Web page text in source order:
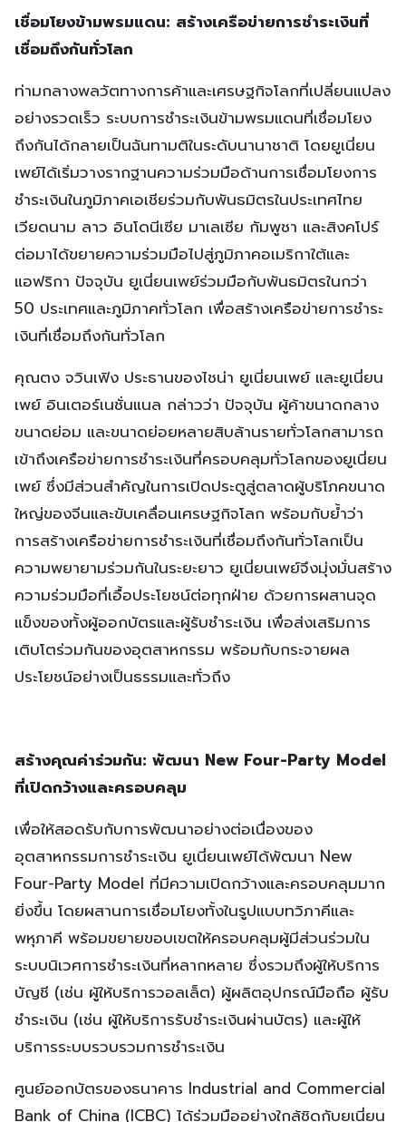
เชื่อมโยงข้ามพรมแดน: สร้างเครือข่ายการชำระเงินที่
เชื่อมถึงกันทั่วโลก
ท่ามกลางพลวัตทางการค้าและเศรษฐกิจโลกที่เปลี่ยนแปลง
อย่างรวดเร็ว ระบบการชำระเงินข้ามพรมแดนที่เชื่อมโยง
ถึงกันได้กลายเป็นฉันทามติในระดับนานาชาติ โดยยูเนี่ยน
เพย์ได้เริ่มวางรากฐานความร่วมมือด้านการเชื่อมโยงการ
ชำระเงินในภูมิภาคเอเชียร่วมกับพันธมิตรในประเทศไทย
เวียดนาม ลาว อินโดนีเซีย มาเลเซีย กัมพูชา และสิงคโปร์
ต่อมาได้ขยายความร่วมมือไปสู่ภูมิภาคอเมริกาใต้และ
แอฟริกา ปัจจุบัน ยูเนี่ยนเพย์ร่วมมือกับพันธมิตรในกว่า
50 ประเทศและภูมิภาคทั่วโลก เพื่อสร้างเครือข่ายการชำระ
เงินที่เชื่อมถึงกันทั่วโลก
คุณตง จวินเฟิง ประธานของไชน่า ยูเนี่ยนเพย์ และยูเนี่ยน
เพย์ อินเตอร์เนชั่นแนล กล่าวว่า ปัจจุบัน ผู้ค้าขนาดกลาง
ขนาดย่อม และขนาดย่อยหลายสิบล้านรายทั่วโลกสามารถ
เข้าถึงเครือข่ายการชำระเงินที่ครอบคลุมทั่วโลกของยูเนี่ยน
เพย์ ซึ่งมีส่วนสำคัญในการเปิดประตูสู่ตลาดผู้บริโภคขนาด
ใหญ่ของจีนและขับเคลื่อนเศรษฐกิจโลก พร้อมกับย้ำว่า
การสร้างเครือข่ายการชำระเงินที่เชื่อมถึงกันทั่วโลกเป็น
ความพยายามร่วมกันในระยะยาว ยูเนี่ยนเพย์จึงมุ่งมั่นสร้าง
ความร่วมมือที่เอื้อประโยชน์ต่อทุกฝ่าย ด้วยการผสานจุด
แข็งของทั้งผู้ออกบัตรและผู้รับชำระเงิน เพื่อส่งเสริมการ
เติบโตร่วมกันของอุตสาหกรรม พร้อมกับกระจายผล
ประโยชน์อย่างเป็นธรรมและทั่วถึง
สร้างคุณค่าร่วมกัน: พัฒนา New Four-Party Model
ที่เปิดกว้างและครอบคลุม
เพื่อให้สอดรับกับการพัฒนาอย่างต่อเนื่องของ
อุตสาหกรรมการชำระเงิน ยูเนี่ยนเพย์ได้พัฒนา New
Four-Party Model ที่มีความเปิดกว้างและครอบคลุมมาก
ยิ่งขึ้น โดยผสานการเชื่อมโยงทั้งในรูปแบบทวิภาคีและ
พหุภาคี พร้อมขยายขอบเขตให้ครอบคลุมผู้มีส่วนร่วมใน
ระบบนิเวศการชำระเงินที่หลากหลาย ซึ่งรวมถึงผู้ให้บริการ
บัญชี (เช่น ผู้ให้บริการวอลเล็ต) ผู้ผลิตอุปกรณ์มือถือ ผู้รับ
ชำระเงิน (เช่น ผู้ให้บริการรับชำระเงินผ่านบัตร) และผู้ให้
บริการระบบรวบรวมการชำระเงิน
ศูนย์ออกบัตรของธนาคาร Industrial and Commercial
Bank of China (ICBC) ได้ร่วมมืออย่างใกล้ชิดกับยูเนี่ยน